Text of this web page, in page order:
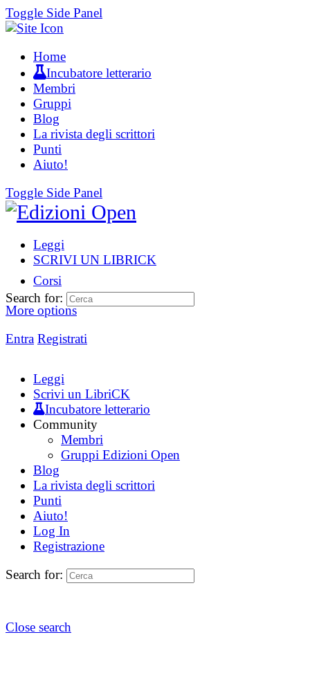
Toggle Side Panel
Home
Incubatore letterario
Membri
Gruppi
Blog
La rivista degli scrittori
Punti
Aiuto!
Toggle Side Panel
Leggi
SCRIVI UN LIBRICK
Corsi
More options
Entra Registrati
Search for:
Leggi
Scrivi un LibriCK
Incubatore letterario
Community
Membri
Gruppi Edizioni Open
Blog
La rivista degli scrittori
Punti
Aiuto!
Log In
Registrazione
Search for:
Close search